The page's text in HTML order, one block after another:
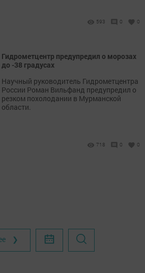
593 0 0
Гидрометцентр предупредил о морозах
до -38 градусах
Научный руководитель Гидрометцентра
России Роман Вильфанд предупредил о
резком похолодании в Мурманской
области.
718 0 0
❯